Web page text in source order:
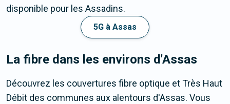
disponible pour les Assadins.
5G à Assas
La fibre dans les environs d'Assas
Découvrez les couvertures fibre optique et Très Haut
Débit des communes aux alentours d'Assas. Vous